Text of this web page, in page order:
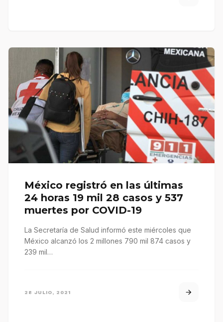
México registró en las últimas
24 horas 19 mil 28 casos y 537
muertes por COVID-19
La Secretaría de Salud informó este miércoles que
México alcanzó los 2 millones 790 mil 874 casos y
239 mil…
28 JULIO, 2021